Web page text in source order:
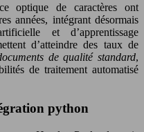
optique de caractères ont
années, intégrant désormais
et d’apprentissage
d’atteindre des taux de
de qualité standard,
de traitement automatisé
python